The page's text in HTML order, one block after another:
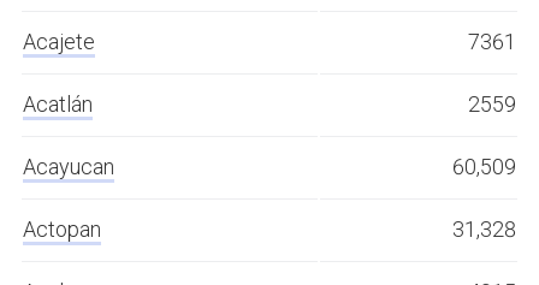
Acajete 7361
Acatlán 2559
Acayucan 60,509
Actopan 31,328